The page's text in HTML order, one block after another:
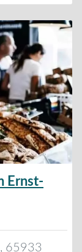
Ernst-
, 65933